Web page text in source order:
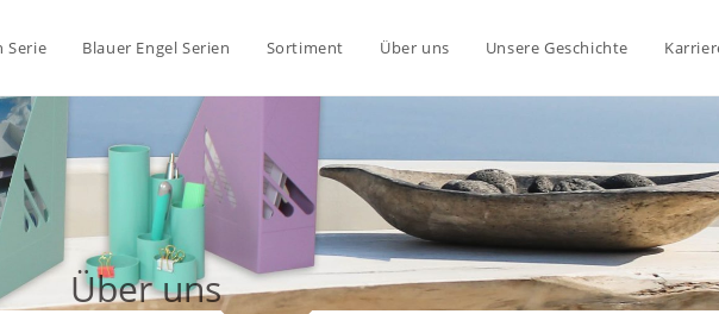
Serie Blauer Engel Serien Sortiment Über uns Unsere Geschichte
Über uns